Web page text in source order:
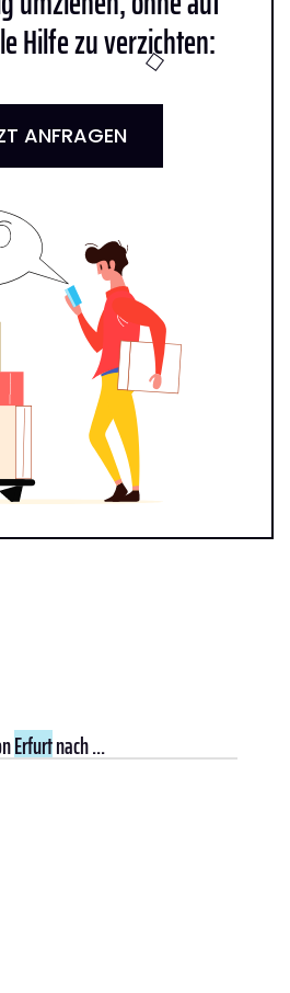
Hilfe zu verzichten:
ANFRAGEN
Erfurtnach ...